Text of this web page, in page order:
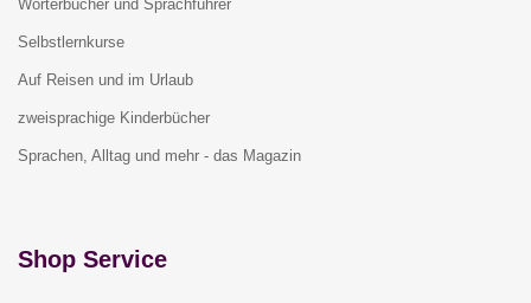
Wörterbücher und Sprachführer
Selbstlernkurse
Auf Reisen und im Urlaub
zweisprachige Kinderbücher
Sprachen, Alltag und mehr - das Magazin
Shop Service